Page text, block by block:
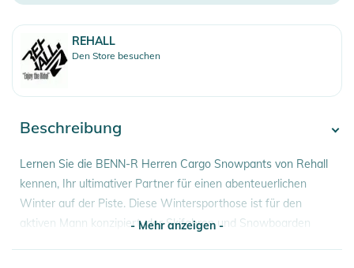
REHALL
Den Store besuchen
Beschreibung
Lernen Sie die BENN-R Herren Cargo Snowpants von Rehall
kennen, Ihr ultimativer Partner für einen abenteuerlichen
Winter auf der Piste. Diese Wintersporthose ist für den
aktiven Mann konzipiert, der Skifahren und Snowboarden
- Mehr anzeigen -